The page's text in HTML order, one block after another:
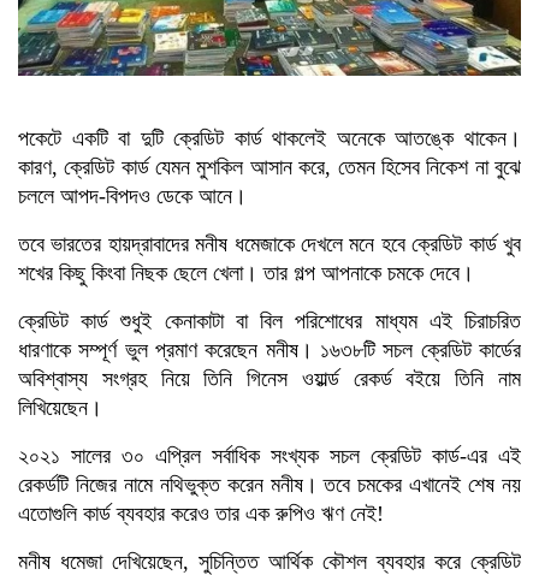
পকেটে একটি বা দুটি ক্রেডিট কার্ড থাকলেই অনেকে আতঙ্কে থাকেন।
কারণ, ক্রেডিট কার্ড যেমন মুশকিল আসান করে, তেমন হিসেব নিকেশ না বুঝে
চললে আপদ-বিপদও ডেকে আনে।
তবে ভারতের হায়দ্রাবাদের মনীষ ধমেজাকে দেখলে মনে হবে ক্রেডিট কার্ড খুব
শখের কিছু কিংবা নিছক ছেলে খেলা। তার গল্প আপনাকে চমকে দেবে।
ক্রেডিট কার্ড শুধুই কেনাকাটা বা বিল পরিশোধের মাধ্যম এই চিরাচরিত
ধারণাকে সম্পূর্ণ ভুল প্রমাণ করেছেন মনীষ। ১৬৩৮টি সচল ক্রেডিট কার্ডের
অবিশ্বাস্য সংগ্রহ নিয়ে তিনি গিনেস ওয়ার্ল্ড রেকর্ড বইয়ে তিনি নাম
লিখিয়েছেন।
২০২১ সালের ৩০ এপ্রিল সর্বাধিক সংখ্যক সচল ক্রেডিট কার্ড-এর এই
রেকর্ডটি নিজের নামে নথিভুক্ত করেন মনীষ। তবে চমকের এখানেই শেষ নয়
এতোগুলি কার্ড ব্যবহার করেও তার এক রুপিও ঋণ নেই!
মনীষ ধমেজা দেখিয়েছেন, সুচিন্তিত আর্থিক কৌশল ব্যবহার করে ক্রেডিট